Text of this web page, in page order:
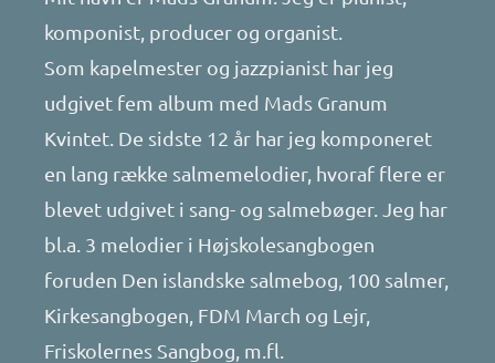
komponist, producer og organist.
Som kapelmester og jazzpianist har jeg
udgivet fem album med Mads Granum
Kvintet. De sidste 12 år har jeg komponeret
en lang række salmemelodier, hvoraf flere er
blevet udgivet i sang- og salmebøger. Jeg har
bl.a. 3 melodier i Højskolesangbogen
foruden Den islandske salmebog, 100 salmer,
Kirkesangbogen, FDM March og Lejr,
Friskolernes Sangbog, m.fl.